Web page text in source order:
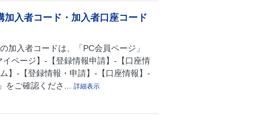
入者コード・加入者口座コード
加入者コードは、「PC会員ページ」
ページ】-【登録情報申請】-【口座情
】-【登録情報・申請】-【口座情報】-
をご確認くださ...
詳細表示